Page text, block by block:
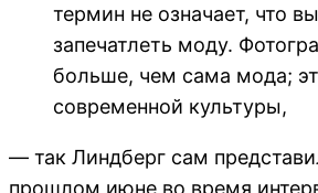
термин не означает, что
запечатлеть моду.
больше, чем сама мода;
современной культуры,
— так Линдберг сам
прошлом июне во время